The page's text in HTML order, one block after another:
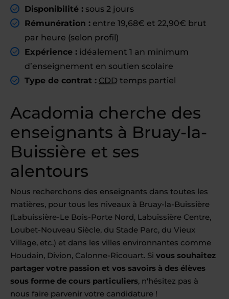
Disponibilité : sous 2 jours
Rémunération : entre 19,68€ et 22,90€ brut
par heure (selon profil)
Expérience : idéalement 1 an minimum
d’enseignement en soutien scolaire
Type de contrat : CDD temps partiel
Acadomia cherche des
enseignants à Bruay-la-
Buissière et ses
alentours
Nous recherchons des enseignants dans toutes les
matières, pour tous les niveaux à Bruay-la-Buissière
(Labuissière-Le Bois-Porte Nord, Labuissière Centre,
Loubet-Nouveau Siècle, du Stade Parc, du Vieux
Village, etc.) et dans les villes environnantes comme
Houdain, Divion, Calonne-Ricouart. Si vous souhaitez
partager votre passion et vos savoirs à des élèves
sous forme de cours particuliers, n'hésitez pas à
nous faire parvenir votre candidature !